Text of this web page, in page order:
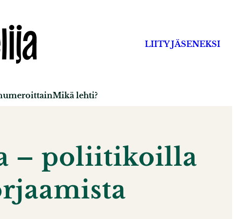
LIITY JÄSENEKSI
Mikä lehti?
– poliitikoilla